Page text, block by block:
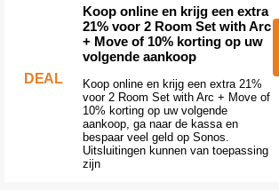
DEAL
Koop online en krijg een extra
21% voor 2 Room Set with Arc
+ Move of 10% korting op uw
volgende aankoop
Koop online en krijg een extra 21%
voor 2 Room Set with Arc + Move of
10% korting op uw volgende
aankoop, ga naar de kassa en
bespaar veel geld op Sonos.
Uitsluitingen kunnen van toepassing
zijn